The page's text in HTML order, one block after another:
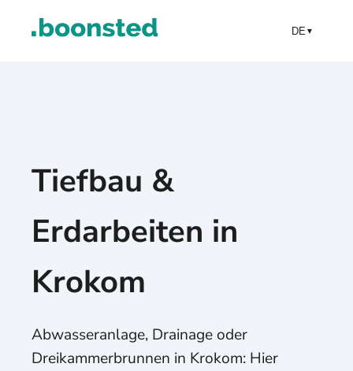
DE ▼
Tiefbau &
Erdarbeiten in
Krokom
Abwasseranlage, Drainage oder
Dreikammerbrunnen in Krokom: Hier